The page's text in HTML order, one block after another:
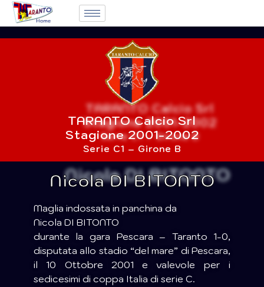
TARANTO Calcio Srl
Stagione 2001-2002
Serie C1 – Girone B
Nicola DI BITONTO
Maglia indossata in panchina da
Nicola DI BITONTO
durante la gara Pescara – Taranto 1-0,
disputata allo stadio “del mare” di Pescara,
il 10 Ottobre 2001 e valevole per i
sedicesimi di coppa Italia di serie C.